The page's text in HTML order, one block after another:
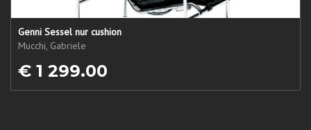
Genni Sessel nur cushion
Mucchi, Gabriele
€ 1 299.00